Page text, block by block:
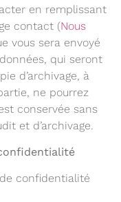
en remplissant
contact (Nous
vous sera envoyé
qui seront
d’archivage, à
ne pourrez
conservée sans
et d’archivage.
confidentialité